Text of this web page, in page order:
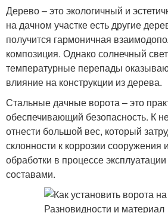
Дерево – это экологичный и
на дачном участке есть другие
получится гармоничная
композиция. Однако солнечный
температурные перепады
влияние на конструкции из дерева.
Стальные дачные ворота – это
обеспечивающий безопасность. К
отнести большой вес, который
склонности к коррозии сооружения
обработки в процессе
составами.